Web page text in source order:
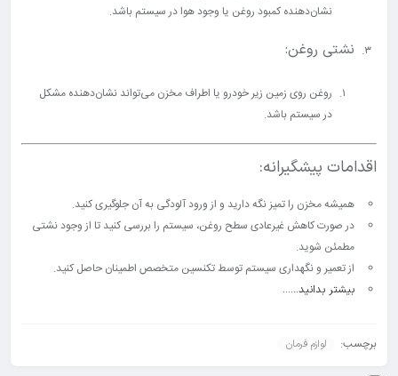
نشان‌دهنده کمبود روغن یا وجود هوا در سیستم باشد.
نشتی روغن:
روغن روی زمین زیر خودرو یا اطراف مخزن می‌تواند نشان‌دهنده مشکل
در سیستم باشد.
اقدامات پیشگیرانه:
همیشه مخزن را تمیز نگه دارید و از ورود آلودگی به آن جلوگیری کنید.
در صورت کاهش غیرعادی سطح روغن، سیستم را بررسی کنید تا از وجود نشتی
مطمئن شوید.
از تعمیر و نگهداری سیستم توسط تکنسین متخصص اطمینان حاصل کنید.
بیشتر بدانید……
برچسب: لوازم فرمان